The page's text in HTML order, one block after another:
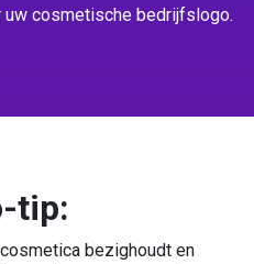
cosmetische bedrijfslogo.
tip:
bezighoudt en